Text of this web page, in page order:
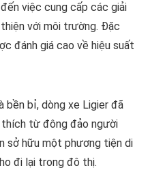
việc cung cấp các giải
với môi trường. Đặc
đánh giá cao về hiệu suất
bền bỉ, dòng xe Ligier đã
từ đông đảo người
sở hữu một phương tiện di
đi lại trong đô thị.